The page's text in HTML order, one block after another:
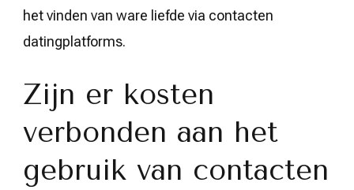
het vinden van ware liefde via contacten
datingplatforms.
Zijn er kosten
verbonden aan het
gebruik van contacten